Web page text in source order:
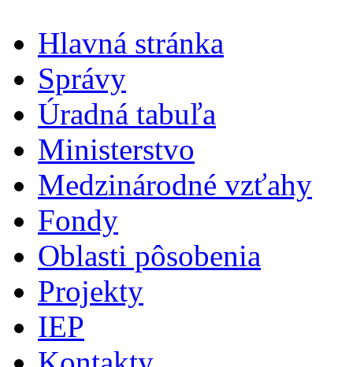
Hlavná stránka
Správy
Úradná tabuľa
Ministerstvo
Medzinárodné vzťahy
Fondy
Oblasti pôsobenia
Projekty
IEP